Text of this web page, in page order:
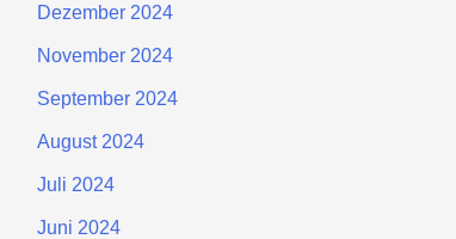
Dezember 2024
November 2024
September 2024
August 2024
Juli 2024
Juni 2024